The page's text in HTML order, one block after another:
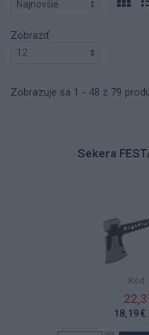
Zobraziť
Zobrazuje sa 1 - 48 z 79
Sekera
18,19 €